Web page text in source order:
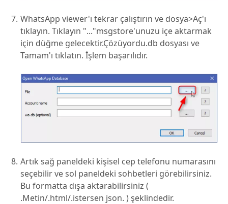
WhatsApp viewer'ı tekrar çalıştırın ve dosya>Aç'ı
tıklayın. Tıklayın "..."msgstore'unuzu içe aktarmak
için düğme gelecektir.Çözüyordu.db dosyası ve
Tamam'ı tıklatın. İşlem başarılıdır.
Artık sağ paneldeki kişisel cep telefonu numarasını
seçebilir ve sol paneldeki sohbetleri görebilirsiniz.
Bu formatta dışa aktarabilirsiniz (
.Metin/.html/.istersen json. ) şeklindedir.